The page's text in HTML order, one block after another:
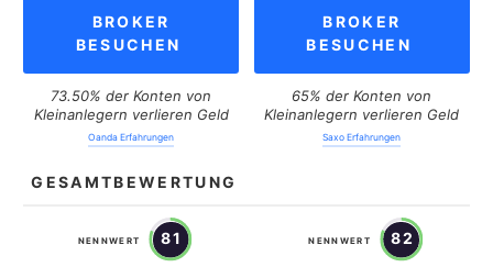
BROKER
BESUCHEN
73.50% der Konten von
Kleinanlegern verlieren Geld
Oanda Erfahrungen
BROKER
BESUCHEN
65% der Konten von
Kleinanlegern verlieren Geld
Saxo Erfahrungen
GESAMTBEWERTUNG
NENNWERT 81 NENNWERT 82